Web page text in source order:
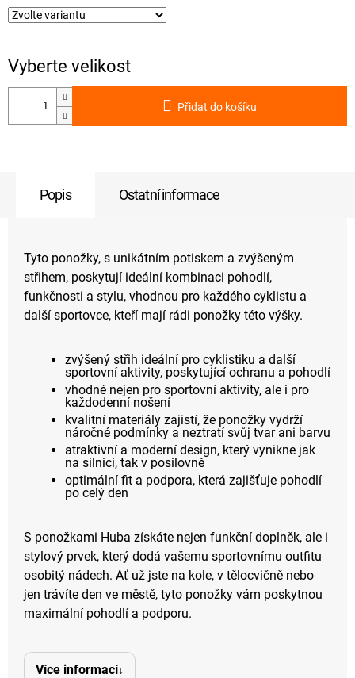
Přidat do košíku
Popis Ostatní informace
Tyto ponožky, s unikátním potiskem a zvýšeným
střihem, poskytují ideální kombinaci pohodlí,
funkčnosti a stylu, vhodnou pro každého cyklistu a
další sportovce, kteří mají rádi ponožky této výšky.
zvýšený střih ideální pro cyklistiku a další
sportovní aktivity, poskytující ochranu a pohodlí
vhodné nejen pro sportovní aktivity, ale i pro
každodenní nošení
kvalitní materiály zajistí, že ponožky vydrží
náročné podmínky a neztratí svůj tvar ani barvu
atraktivní a moderní design, který vynikne jak
na silnici, tak v posilovně
optimální fit a podpora, která zajišťuje pohodlí
po celý den
S ponožkami Huba získáte nejen funkční doplněk, ale i
stylový prvek, který dodá vašemu sportovnímu outfitu
osobitý nádech. Ať už jste na kole, v tělocvičně nebo
jen trávíte den ve městě, tyto ponožky vám poskytnou
maximální pohodlí a podporu.
Více informací